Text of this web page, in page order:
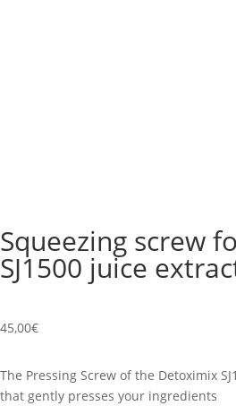
Squeezing screw
SJ1500 juice
45,00€
The Pressing Screw of the Detoximix
that gently presses your ingredients